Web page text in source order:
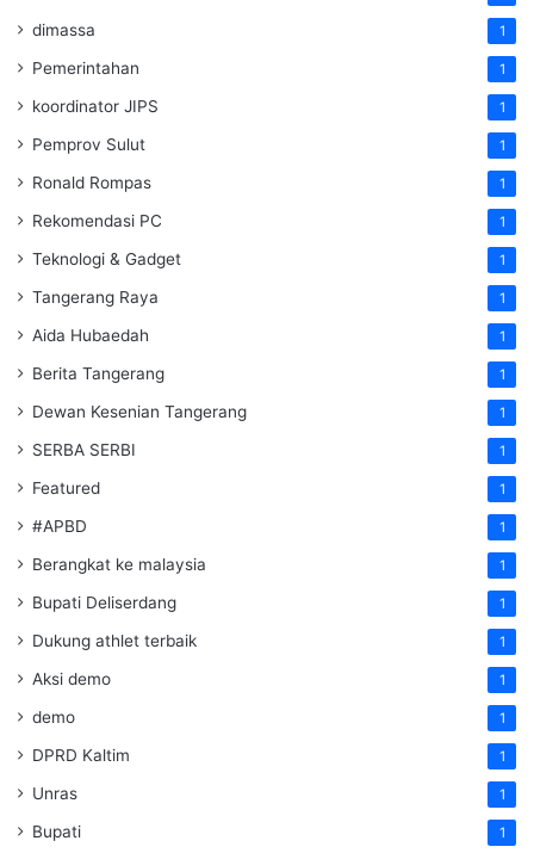
dimassa 1
Pemerintahan 1
koordinator JIPS 1
Pemprov Sulut 1
Ronald Rompas 1
Rekomendasi PC 1
Teknologi & Gadget 1
Tangerang Raya 1
Aida Hubaedah 1
Berita Tangerang 1
Dewan Kesenian Tangerang 1
SERBA SERBI 1
Featured 1
#APBD 1
Berangkat ke malaysia 1
Bupati Deliserdang 1
Dukung athlet terbaik 1
Aksi demo 1
demo 1
DPRD Kaltim 1
Unras 1
Bupati 1